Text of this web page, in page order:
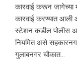
कारवाई करून जागेच्या
कारवाई करण्यात आली
स्टेशन कडील पोलीस
नियमित असे
गुलाबनगर चौकात...